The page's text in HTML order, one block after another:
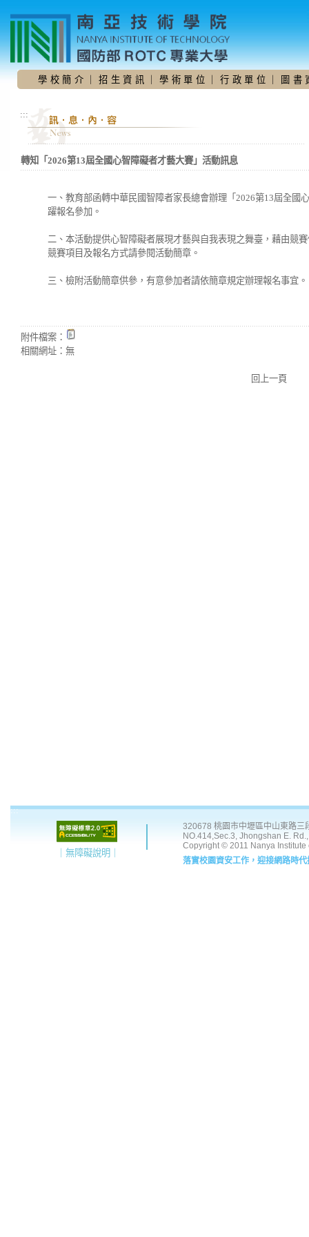
要
內
學 校 簡 介 招 生 資 訊 學 術 單 位 ｜行 政 單 位 圖 書
:::
轉知「2026第13屆全國心智障礙者才藝大賽」活動訊息
一、教育部函轉中華民國智障者家長總會辦理「2026第13屆全國
躍報名參加。
二、本活動提供心智障礙者展現才藝與自我表現之舞臺，藉由競
競賽項目及報名方式請參閱活動簡章。
三、檢附活動簡章供參，有意參加者請依簡章規定辦理報名事宜。
附件檔案：
相關網址： 無
回上一頁
:::
｜無障礙說明｜
320678 桃園市中壢區中山東路
NO.414,Sec.3, Jhongshan E.
Copyright © 2011 Nanya Institute
落實校園資安工作，迎接網路